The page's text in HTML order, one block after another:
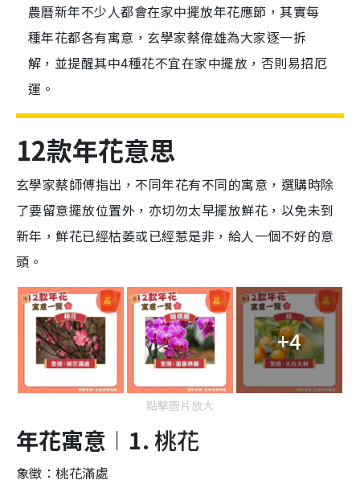
農曆新年不少人都會在家中擺放年花應節，其實每
種年花都各有寓意，玄學家蔡偉雄為大家逐一拆
解，並提醒其中4種花不宜在家中擺放，否則易招厄
運。
12款年花意思
玄學家蔡師傅指出，不同年花有不同的寓意，選購時除
了要留意擺放位置外，亦切勿太早擺放鮮花，以免未到
新年，鮮花已經枯萎或已經惹是非，給人一個不好的意
頭。
+4
點擊圖片放大
年花寓意︱1. 桃花
象徵：桃花滿處